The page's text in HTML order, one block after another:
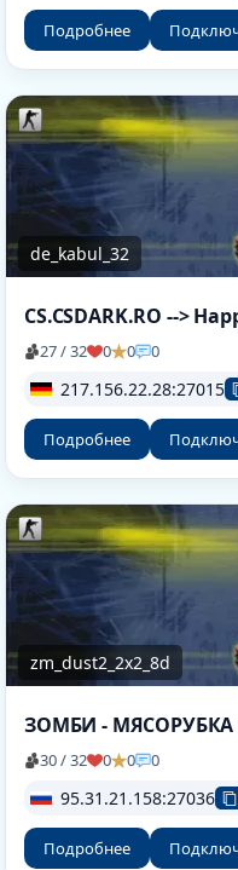
Подробнее
de_kabul_32
CS.CSDARK.RO -->
27 / 32 0 0 0
217.156.22.28:27015
Подробнее
zm_dust2_2x2_8d
ЗОМБИ - МЯСОРУБКА
30 / 32 0 0 0
95.31.21.158:27036
Подробнее